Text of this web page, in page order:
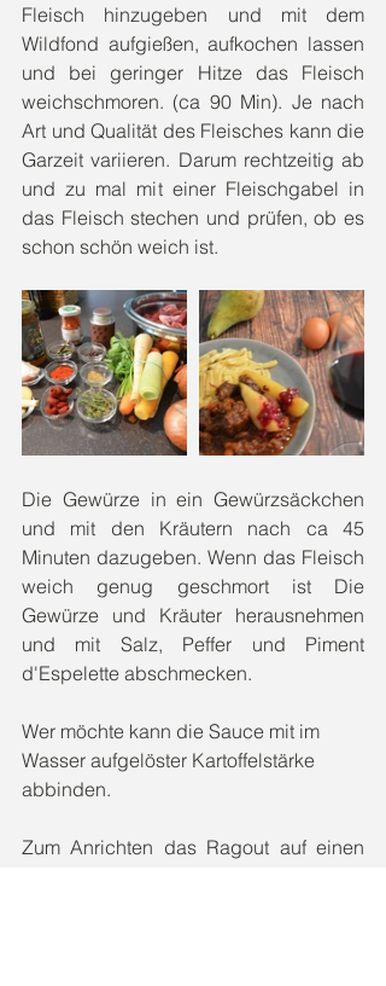
Fleisch hinzugeben und mit dem
Wildfond aufgießen, aufkochen lassen
und bei geringer Hitze das Fleisch
weichschmoren. (ca 90 Min). Je nach
Art und Qualität des Fleisches kann die
Garzeit variieren. Darum rechtzeitig ab
und zu mal mit einer Fleischgabel in
das Fleisch stechen und prüfen, ob es
schon schön weich ist.
Die Gewürze in ein Gewürzsäckchen
und mit den Kräutern nach ca 45
Minuten dazugeben. Wenn das Fleisch
weich genug geschmort ist Die
Gewürze und Kräuter herausnehmen
und mit Salz, Peffer und Piment
d'Espelette abschmecken.
Wer möchte kann die Sauce mit im
Wasser aufgelöster Kartoffelstärke
abbinden.
Zum Anrichten das Ragout auf einen